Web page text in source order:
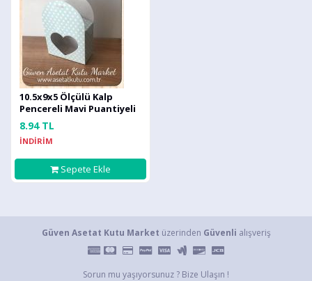
10.5x9x5 Ölçülü Kalp
Pencereli Mavi Puantiyeli
Karton Kutu (Çanta-
poşet)
8.94 TL
İNDİRİM
Sepete Ekle
Güven Asetat Kutu Market üzerinden Güvenli alışveriş
Sorun mu yaşıyorsunuz ? Bize Ulaşın !